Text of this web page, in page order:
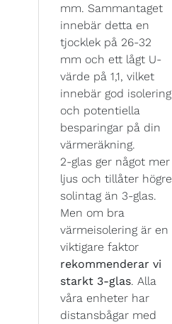
mm. Sammantaget
innebär detta en
tjocklek på 26-32
mm och ett lågt U-
värde på 1,1, vilket
innebär god isolering
och potentiella
besparingar på din
värmeräkning.
2-glas ger något mer
ljus och tillåter högre
solintag än 3-glas.
Men om bra
värmeisolering är en
viktigare faktor
rekommenderar vi
starkt 3-glas. Alla
våra enheter har
distansbågar med